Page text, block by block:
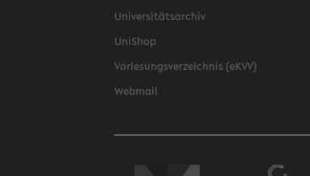
Universitätsarchiv
UniShop
Vorlesungsverzeichnis (eKVV)
Webmail